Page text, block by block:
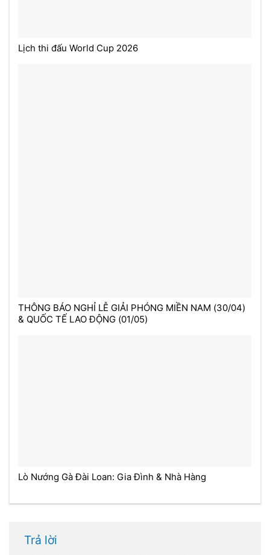
Lịch thi đấu World Cup 2026
THÔNG BÁO NGHỈ LỄ GIẢI PHÓNG MIỀN NAM (30/04)
& QUỐC TẾ LAO ĐỘNG (01/05)
Lò Nướng Gà Đài Loan: Gia Đình & Nhà Hàng
Trả lời